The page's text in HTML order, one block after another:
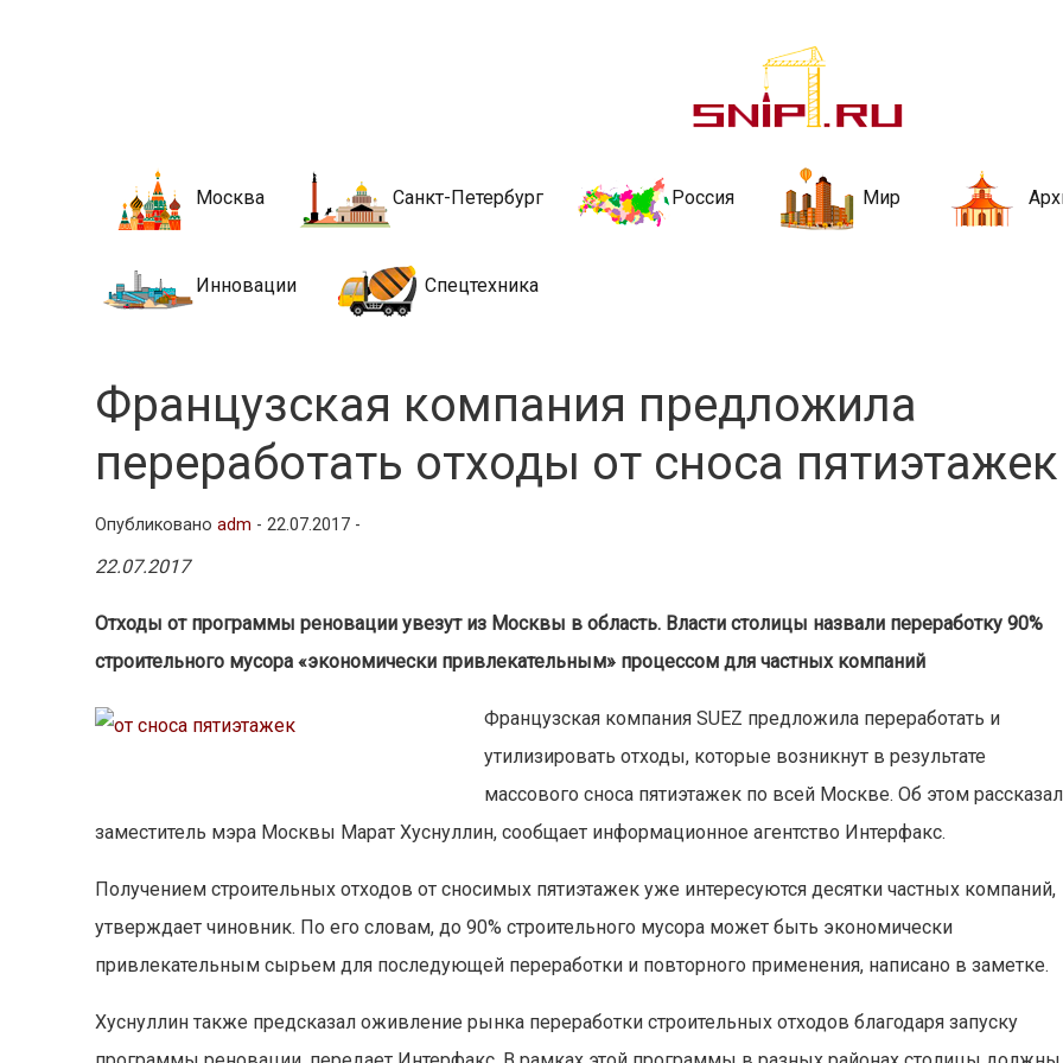
Новости строительства и
стройкой рубрики
Москва Санкт-Петербург Россия Мир
Инновации Спецтехника
Французская компания предложила
переработать отходы от сноса пятиэтажек
Опубликованоadm -22.07.2017 -
22.07.2017
Отходы от программы реновации увезут из Москвы в область. Власти столицы назвали переработку 90%
строительного мусора «экономически привлекательным» процессом для частных компаний
Французская компания SUEZ предложила переработать и
утилизировать отходы, которые возникнут в результате
массового сноса пятиэтажек по всей Москве. Об этом рассказал
заместитель мэра Москвы Марат Хуснуллин, сообщает информационное агентство Интерфакс.
Получением строительных отходов от сносимых пятиэтажек уже интересуются десятки частных компаний,
утверждает чиновник. По его словам, до 90% строительного мусора может быть экономически
привлекательным сырьем для последующей переработки и повторного применения, написано в заметке.
Хуснуллин также предсказал оживление рынка переработки строительных отходов благодаря запуску